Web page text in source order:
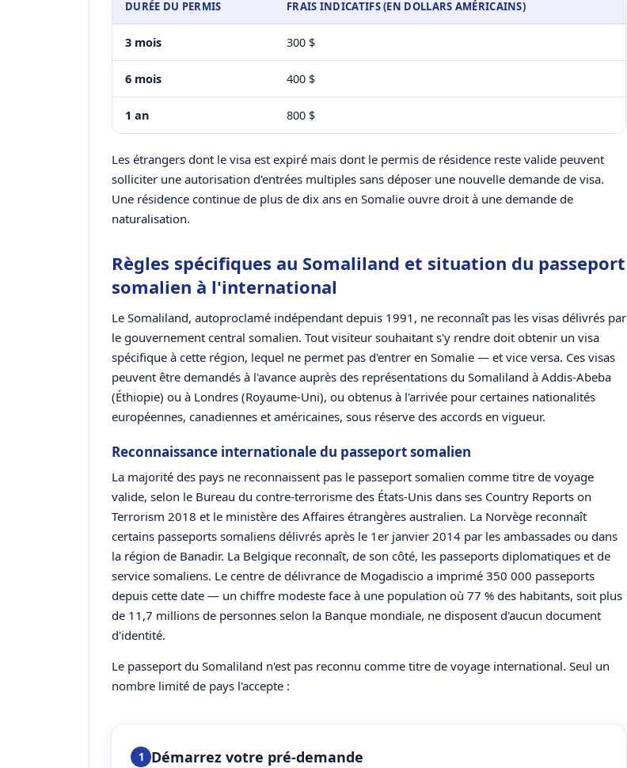
DURÉE DU PERMIS FRAIS INDICATIFS (EN DOLLARS AMÉRICAINS)
3 mois 300 $
6 mois 400 $
1 an 800 $
Les étrangers dont le visa est expiré mais dont le permis de résidence reste valide peuvent
solliciter une autorisation d'entrées multiples sans déposer une nouvelle demande de visa.
Une résidence continue de plus de dix ans en Somalie ouvre droit à une demande de
naturalisation.
Règles spécifiques au Somaliland et situation du passeport
somalien à l'international
Le Somaliland, autoproclamé indépendant depuis 1991, ne reconnaît pas les visas délivrés par
le gouvernement central somalien. Tout visiteur souhaitant s'y rendre doit obtenir un visa
spécifique à cette région, lequel ne permet pas d'entrer en Somalie — et vice versa. Ces visas
peuvent être demandés à l'avance auprès des représentations du Somaliland à Addis-Abeba
(Éthiopie) ou à Londres (Royaume-Uni), ou obtenus à l'arrivée pour certaines nationalités
européennes, canadiennes et américaines, sous réserve des accords en vigueur.
Reconnaissance internationale du passeport somalien
La majorité des pays ne reconnaissent pas le passeport somalien comme titre de voyage
valide, selon le Bureau du contre-terrorisme des États-Unis dans ses Country Reports on
Terrorism 2018 et le ministère des Affaires étrangères australien. La Norvège reconnaît
certains passeports somaliens délivrés après le 1er janvier 2014 par les ambassades ou dans
la région de Banadir. La Belgique reconnaît, de son côté, les passeports diplomatiques et de
service somaliens. Le centre de délivrance de Mogadiscio a imprimé 350 000 passeports
depuis cette date — un chiffre modeste face à une population où 77 % des habitants, soit plus
de 11,7 millions de personnes selon la Banque mondiale, ne disposent d'aucun document
d'identité.
Le passeport du Somaliland n'est pas reconnu comme titre de voyage international. Seul un
nombre limité de pays l'accepte :
1 Démarrez votre pré-demande